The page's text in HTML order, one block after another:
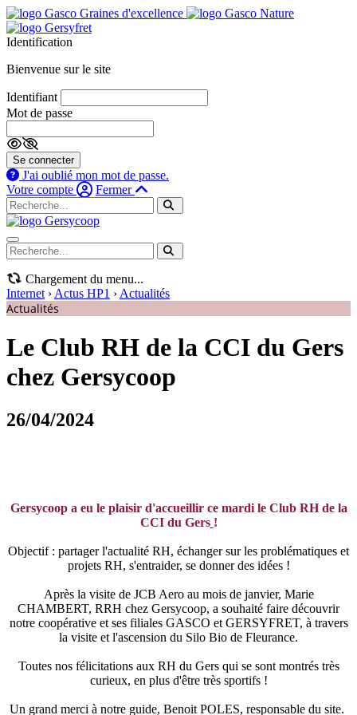
Identification
Bienvenue sur le site
Identifiant
Mot de passe
Se connecter
J'ai oublié mon mot de passe.
Votre compte
Fermer
Navigation mobile
Chargement du menu...
Internet › Actus HP1 › Actualités
Actualités
Le Club RH de la CCI du Gers
chez Gersycoop
26/04/2024
Gersycoop a eu le plaisir d'accueillir ce mardi le Club RH de la
CCI du Gers !
Objectif : partager l'actualité RH, échanger sur les problématiques et
projets RH, s'entraider, se donner des idées !
Après la visite de JCB Aero au mois de janvier, Marie
CHAMBERT, RRH chez Gersycoop, a souhaité faire découvrir
notre coopérative et ses filiales GASCO et GERSYFRET, à travers
la visite et l'ascension du Silo Bio de Fleurance.
Toutes nos félicitations aux RH du Gers qui se sont montrés très
curieux, en plus d'être très sportifs !
Un grand merci à notre guide, Benoit POLES, responsable du site.